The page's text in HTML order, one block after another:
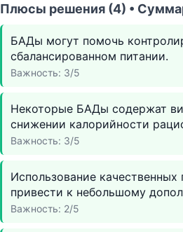
Плюсы решения (4) •
БАДы могут помочь
сбалансированном питании.
Важность: 3/5
Некоторые БАДы содержат
снижении калорийности
Важность: 3/5
Использование
привести к небольшому
Важность: 2/5